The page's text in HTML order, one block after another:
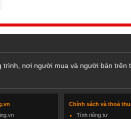
nơi người mua và người bán trên
Chính sách và thoả
Tính riêng tư